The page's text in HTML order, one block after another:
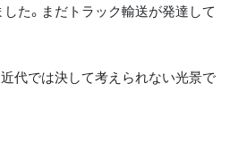
た。まだトラック輸送が発達して
代では決して考えられない光景で